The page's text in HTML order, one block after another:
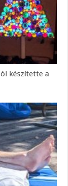
készítette a